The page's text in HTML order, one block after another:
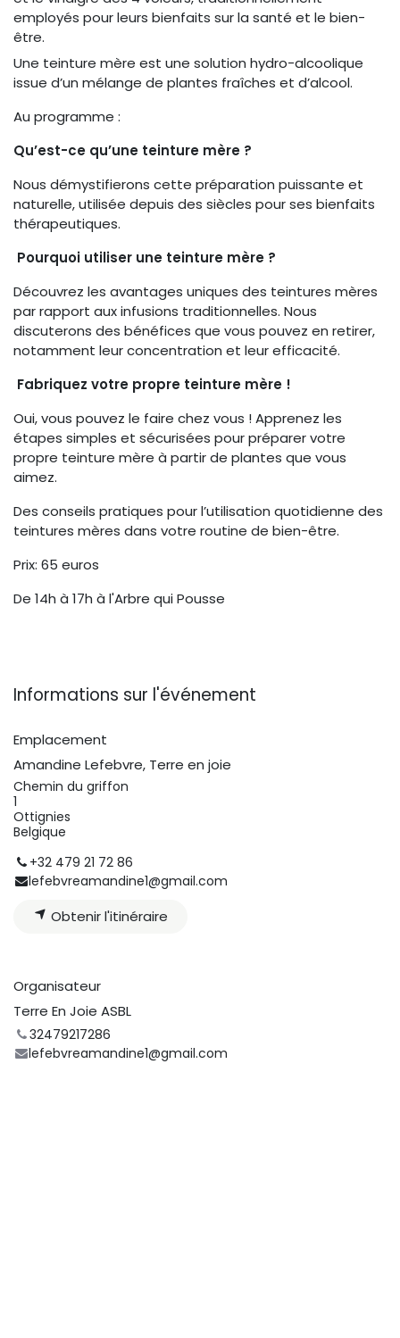
employés pour leurs bienfaits sur la santé et le bien-
être.
Une teinture mère est une solution hydro-alcoolique
issue d’un mélange de plantes fraîches et d’alcool.
Au programme :
Qu’est-ce qu’une teinture mère ?
Nous démystifierons cette préparation puissante et
naturelle, utilisée depuis des siècles pour ses bienfaits
thérapeutiques.
Pourquoi utiliser une teinture mère ?
Découvrez les avantages uniques des teintures mères
par rapport aux infusions traditionnelles. Nous
discuterons des bénéfices que vous pouvez en retirer,
notamment leur concentration et leur efficacité.
Fabriquez votre propre teinture mère !
Oui, vous pouvez le faire chez vous ! Apprenez les
étapes simples et sécurisées pour préparer votre
propre teinture mère à partir de plantes que vous
aimez.
Des conseils pratiques pour l’utilisation quotidienne des
teintures mères dans votre routine de bien-être.
Prix: 65 euros
De 14h à 17h à l'Arbre qui Pousse
Informations sur l'événement
Emplacement
Amandine Lefebvre, Terre en joie
Chemin du griffon
1
Ottignies
Belgique
+32 479 21 72 86
lefebvreamandine1@gmail.com
Obtenir l'itinéraire
Organisateur
Terre En Joie ASBL
32479217286
lefebvreamandine1@gmail.com